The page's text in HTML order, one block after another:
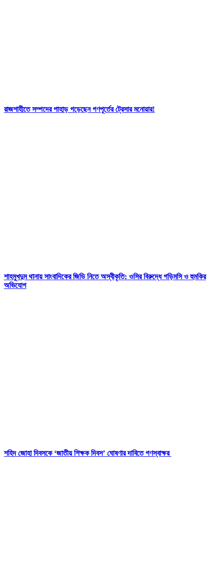
রাজশাহীতে সম্পদের পাহাড় গড়েছেন গণপূর্তের ট্রেসার মনোয়ার!
শাহমুখদুম থানায় সাংবাদিকের জিডি নিতে অস্বীকৃতি: ওসির বিরুদ্ধে গড়িমসি ও হুমকির
অভিযোগ
শহিদ জোহা দিবসকে ‘জাতীয় শিক্ষক দিবস’ ঘোষণার দাবিতে গণস্বাক্ষর